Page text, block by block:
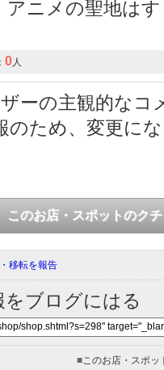
アニメの聖地は
0 人
ーの主観的なコ
のため、変更に
このお店・スポットのク
移転を報告
ブログにはる
■ このお店・スポ